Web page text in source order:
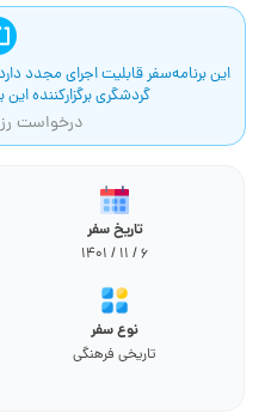
این برنامه‌سفر قابلیت اجرای مجدد
گردشگری برگزارکننده
درخواست
تاریخ سفر
1401 / 11 / 6
نوع سفر
تاریخی فرهنگی